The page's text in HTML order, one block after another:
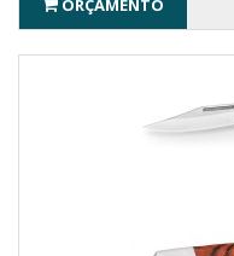
ORÇAMENTO